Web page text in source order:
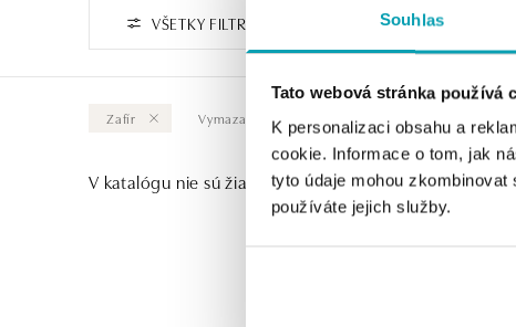
Souhlas
Tato webová stránka používá
K personalizaci obsahu a
cookie. Informace o tom, jak
tyto údaje mohou
používáte jejich služby.
VŠETKY FILTRE
Zafír Vymazať všetky
V katalógu nie sú žiadne produkty.